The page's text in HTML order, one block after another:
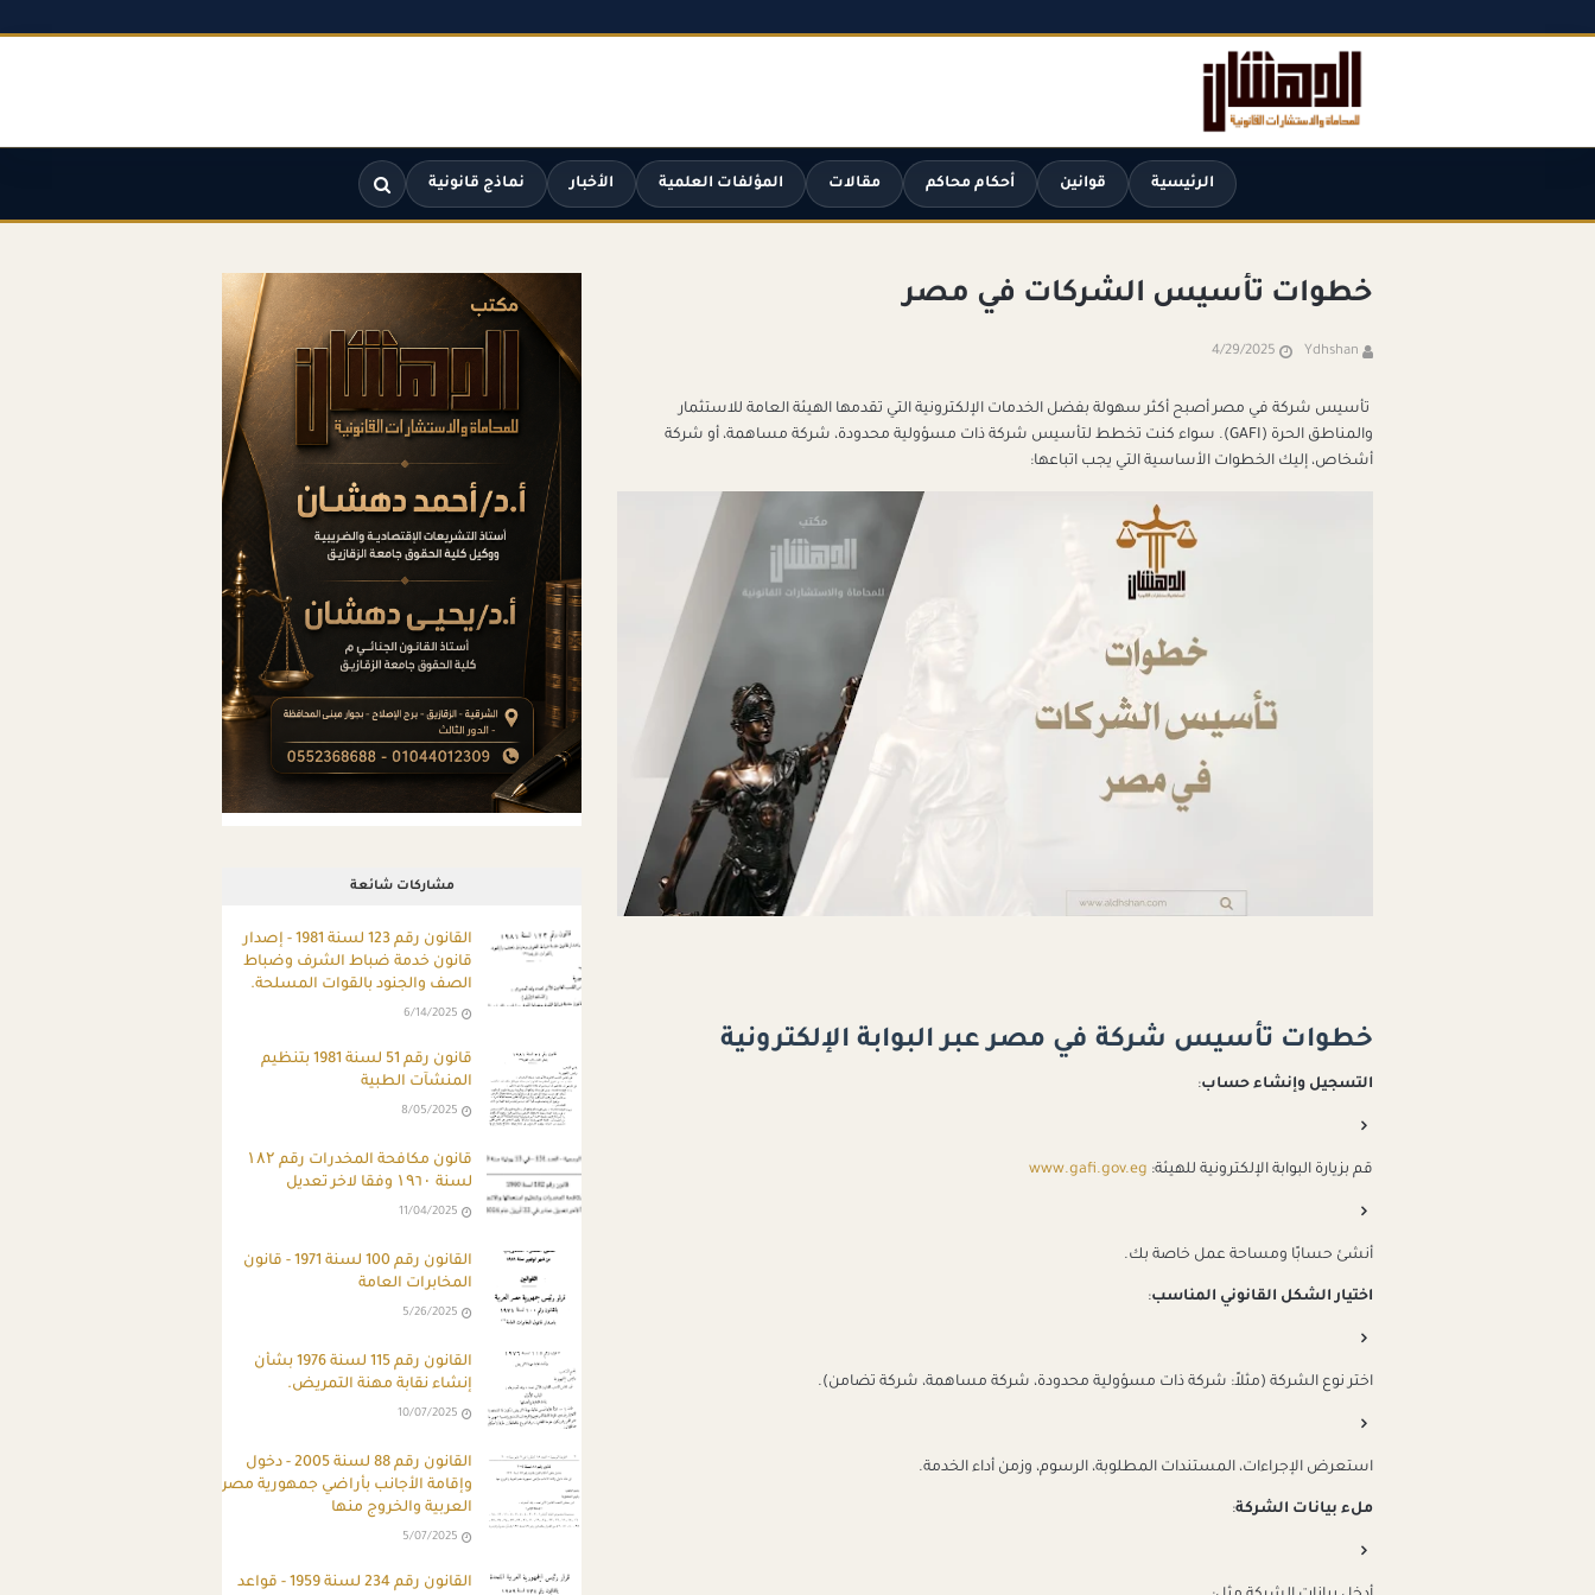
الرئيسية قوانين أحكام محاكم مقالات المؤلفات العلمية الأخبار نماذج قانونية
خطوات تأسيس الشركات في مصر
Ydhshan
4/29/2025
تأسيس شركة في مصر أصبح أكثر سهولة بفضل الخدمات الإلكترونية التي تقدمها الهيئة العامة للاستثمار
والمناطق الحرة (GAFI).
سواء كنت تخطط لتأسيس شركة ذات مسؤولية محدودة، شركة مساهمة، أو شركة
أشخاص، إليك الخطوات الأساسية التي يجب اتباعها:
خطوات تأسيس شركة في مصر عبر البوابة الإلكترونية
التسجيل وإنشاء حساب:
قم بزيارة البوابة الإلكترونية للهيئة: www.gafi.gov.eg
أنشئ حسابًا ومساحة عمل خاصة بك.
اختيار الشكل القانوني المناسب:
اختر نوع الشركة (مثلاً: شركة ذات مسؤولية محدودة، شركة مساهمة، شركة تضامن).
استعرض الإجراءات، المستندات المطلوبة، الرسوم، وزمن أداء الخدمة.
ملء بيانات الشركة:
مشاركات شائعة
ِالقانون رقم 123 لسنة 1981 - إصدار
قانون خدمة ضباط الشرف وضباط
الصف والجنود بالقوات المسلحة.
6/14/2025
قانون رقم 51 لسنة 1981 بتنظيم
المنشآت الطبية
8/05/2025
قانون مكافحة المخدرات رقم ۱۸۲
لسنة ۱۹٦۰ وفقا لاخر تعديل
11/04/2025
القانون رقم 100 لسنة 1971 - قانون
المخابرات العامة
5/26/2025
القانون رقم 115 لسنة 1976 بشأن
إنشاء نقابة مهنة التمريض.
10/07/2025
القانون رقم 88 لسنة 2005 - دخول
وإقامة الأجانب بأراضي جمهورية مصر
العربية والخروج منها
5/07/2025
القانون رقم 234 لسنة 1959 - قواعد